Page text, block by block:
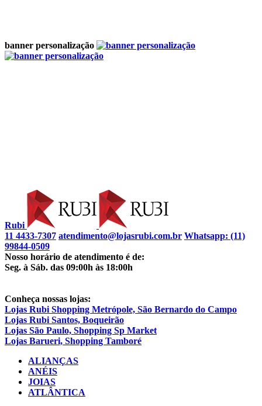
banner personalização
Rubi
11 4433-7307 atendimento@lojasrubi.com.br Whatsapp: (11)
99844-0509
Nosso horário de atendimento é de:
Seg. à Sáb. das 09:00h às 18:00h
Conheça nossas lojas:
Lojas Rubi Shopping Metrópole, São Bernardo do Campo
Lojas Rubi Santos, Boqueirão
Lojas São Paulo, Shopping Sp Market
Lojas Barueri, Shopping Tamboré
ALIANÇAS
ANÉIS
JOIAS
ATLÂNTICA